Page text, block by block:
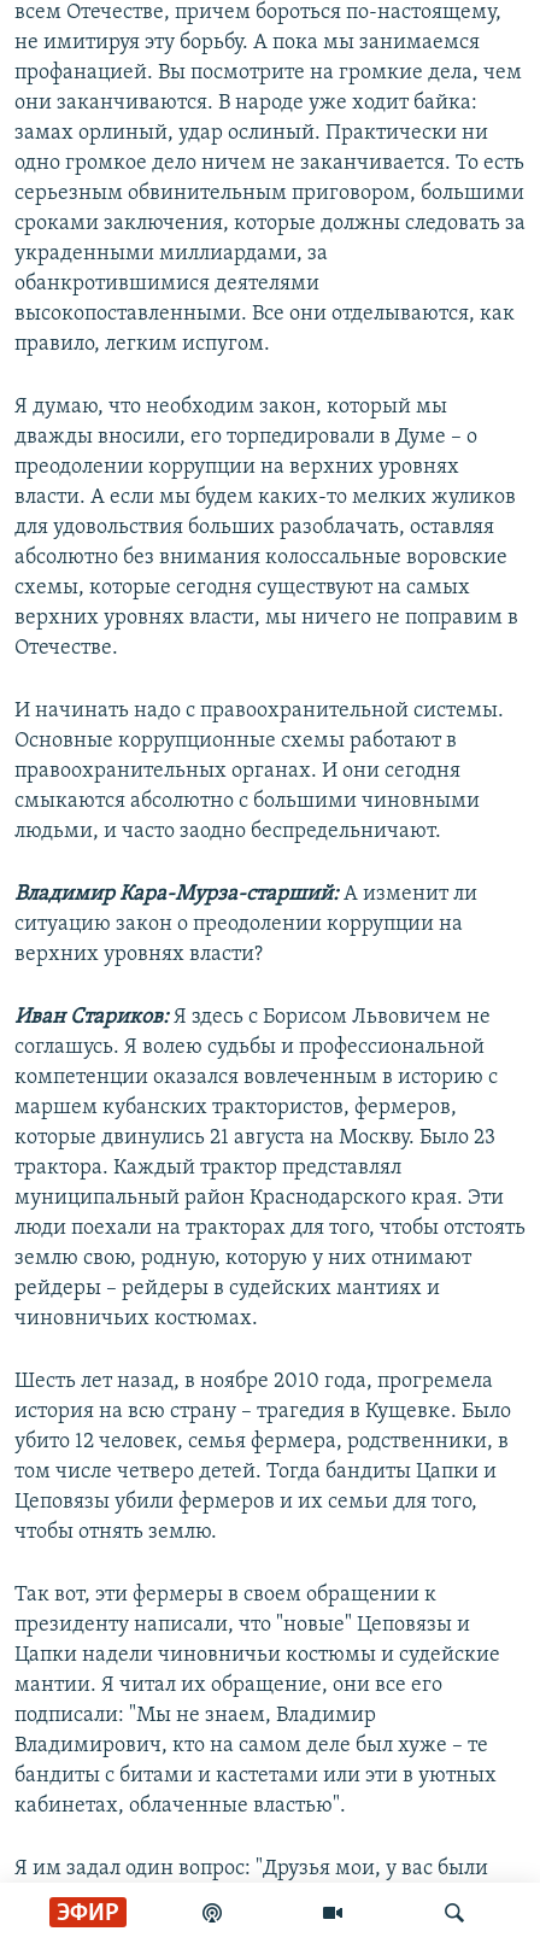
ЭФИР
всем Отечестве, причем бороться по-настоящему,
не имитируя эту борьбу. А пока мы занимаемся
профанацией. Вы посмотрите на громкие дела, чем
они заканчиваются. В народе уже ходит байка:
замах орлиный, удар ослиный. Практически ни
одно громкое дело ничем не заканчивается. То есть
серьезным обвинительным приговором, большими
сроками заключения, которые должны следовать за
украденными миллиардами, за
обанкротившимися деятелями
высокопоставленными. Все они отделываются, как
правило, легким испугом.
Я думаю, что необходим закон, который мы
дважды вносили, его торпедировали в Думе – о
преодолении коррупции на верхних уровнях
власти. А если мы будем каких-то мелких жуликов
для удовольствия больших разоблачать, оставляя
абсолютно без внимания колоссальные воровские
схемы, которые сегодня существуют на самых
верхних уровнях власти, мы ничего не поправим в
Отечестве.
И начинать надо с правоохранительной системы.
Основные коррупционные схемы работают в
правоохранительных органах. И они сегодня
смыкаются абсолютно с большими чиновными
людьми, и часто заодно беспредельничают.
Владимир Кара-Мурза-старший:А изменит ли
ситуацию закон о преодолении коррупции на
верхних уровнях власти?
Иван Стариков:Я здесь с Борисом Львовичем не
соглашусь. Я волею судьбы и профессиональной
компетенции оказался вовлеченным в историю с
маршем кубанских трактористов, фермеров,
которые двинулись 21 августа на Москву. Было 23
трактора. Каждый трактор представлял
муниципальный район Краснодарского края. Эти
люди поехали на тракторах для того, чтобы отстоять
землю свою, родную, которую у них отнимают
рейдеры – рейдеры в судейских мантиях и
чиновничьих костюмах.
Шесть лет назад, в ноябре 2010 года, прогремела
история на всю страну – трагедия в Кущевке. Было
убито 12 человек, семья фермера, родственники, в
том числе четверо детей. Тогда бандиты Цапки и
Цеповязы убили фермеров и их семьи для того,
чтобы отнять землю.
Так вот, эти фермеры в своем обращении к
президенту написали, что "новые" Цеповязы и
Цапки надели чиновничьи костюмы и судейские
мантии. Я читал их обращение, они все его
подписали: "Мы не знаем, Владимир
Владимирович, кто на самом деле был хуже – те
бандиты с битами и кастетами или эти в уютных
кабинетах, облаченные властью".
Я им задал один вопрос: "Друзья мои, у вас были
выборы в сельскую администрацию депутатов. Но
вы же уважаемые люди, вы в чистом виде казаки,